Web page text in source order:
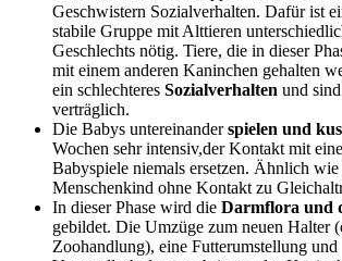
Geschwistern Sozialverhalten. Dafür ist
stabile Gruppe mit Alttieren
Geschlechts nötig. Tiere, die in dieser
mit einem anderen Kaninchen gehalten
ein schlechteres Sozialverhalten und
verträglich.
Die Babys untereinanderspielen und
Wochen sehr intensiv,der Kontakt mit
Babyspiele niemals ersetzen. Ähnlich
Menschenkind ohne Kontakt zu
In dieser Phase wird die Darmflora und
gebildet. Die Umzüge zum neuen Halter
Zoohandlung), eine Futterumstellung und